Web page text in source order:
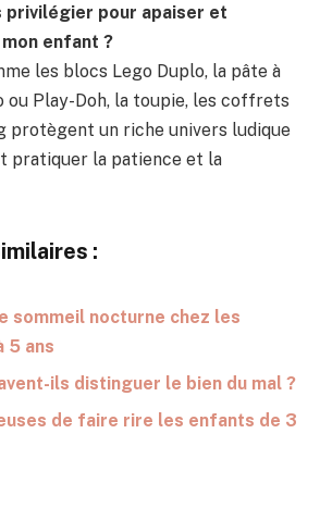
privilégier pour apaiser et
enfant ?
les blocs Lego Duplo, la pâte à
ou Play-Doh, la toupie, les coffrets
protègent un riche univers ludique
pratiquer la patience et la
:
sommeil nocturne chez les
5 ans
ils distinguer le bien du mal ?
de faire rire les enfants de 3